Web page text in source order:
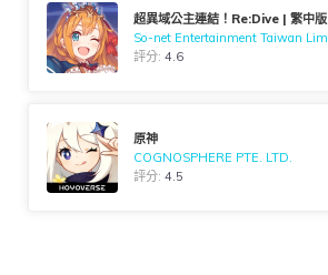
超異域公主連結！Re:Dive | 繁中版
評分:4.6
原神
COGNOSPHERE PTE. LTD.
評分:4.5